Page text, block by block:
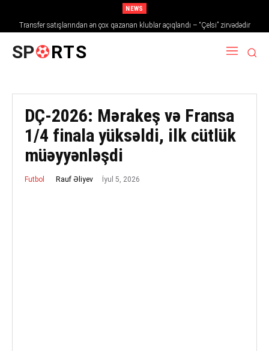
NEWS
Transfer satışlarından ən çox qazanan klublar açıqlandı – “Çelsi” zirvədədir
SP RTS
DÇ-2026: Mərakeş və Fransa
1/4 finala yüksəldi, ilk cütlük
müəyyənləşdi
Futbol Rauf Əliyev İyul 5, 2026